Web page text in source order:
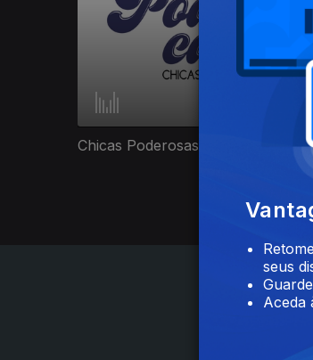
Chicas Poderosas
seus
Aceda